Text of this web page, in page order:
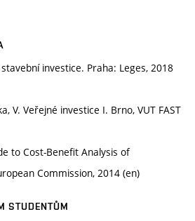
investice. Praha: Leges, 2018
V. Veřejné investice I. Brno, VUT FAST
to Cost-Benefit Analysis of
Commission, 2014 (en)
STUDENTŮM